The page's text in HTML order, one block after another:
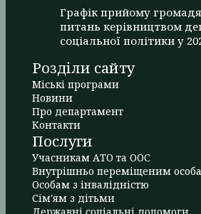
Графік прийому
питань керівництвом
соціальної політики у
Розділи сайту
Міські програми
Новини
Про департамент
Контакти
Послуги
Учасникам АТО та ООС
Внутрішньо переміщеним
Особам з інвалідністю
Сім'ям з дітьми